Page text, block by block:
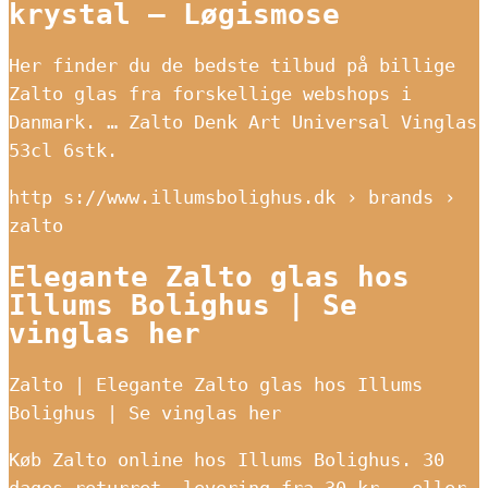
krystal – Løgismose
Her finder du de bedste tilbud på billige
Zalto glas fra forskellige webshops i
Danmark. … Zalto Denk Art Universal Vinglas
53cl 6stk.
http s://www.illumsbolighus.dk › brands ›
zalto
Elegante Zalto glas hos
Illums Bolighus | Se
vinglas her
Zalto | Elegante Zalto glas hos Illums
Bolighus | Se vinglas her
Køb Zalto online hos Illums Bolighus. 30